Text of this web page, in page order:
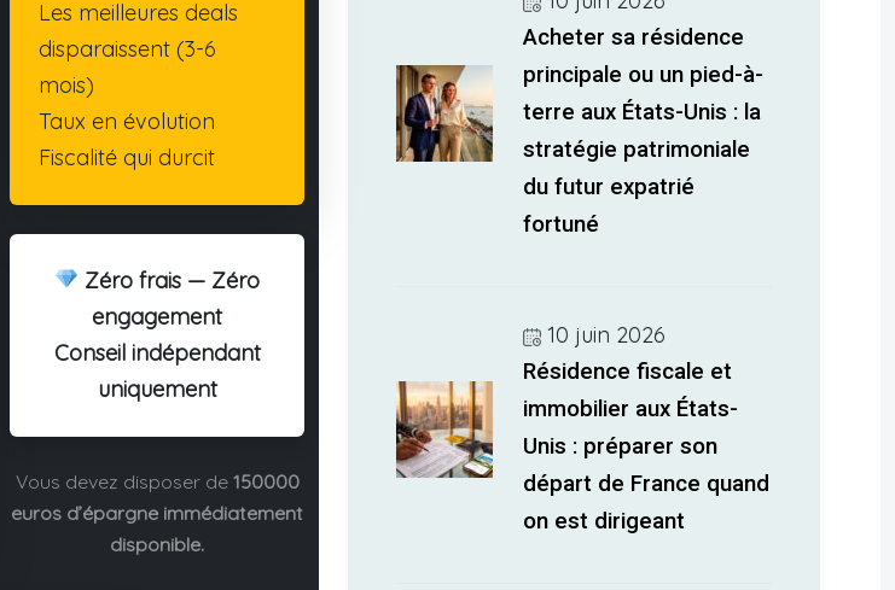
Les meilleures deals
disparaissent (3-6
mois)
Taux en évolution
Fiscalité qui durcit
Zéro frais — Zéro
engagement
Conseil indépendant
uniquement
Vous devez disposer de 150000
euros d’épargne immédiatement
disponible.
Acheter sa résidence
principale ou un pied-à-
terre aux États-Unis : la
stratégie patrimoniale
du futur expatrié
fortuné
10 juin 2026
Résidence fiscale et
immobilier aux États-
Unis : préparer son
départ de France quand
on est dirigeant